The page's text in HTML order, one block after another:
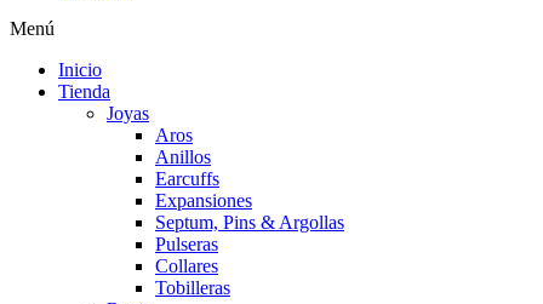
Menú
Inicio
Tienda
Joyas
Aros
Anillos
Earcuffs
Expansiones
Septum, Pins & Argollas
Pulseras
Collares
Tobilleras